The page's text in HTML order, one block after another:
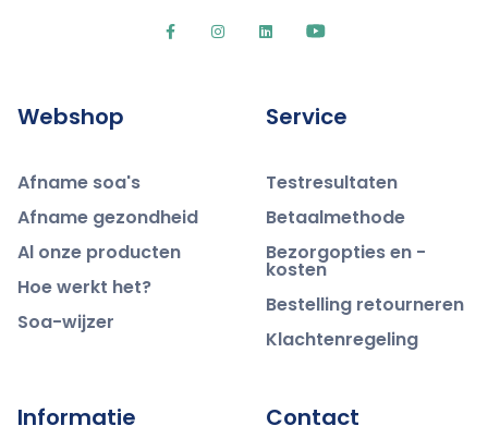
Webshop
Afname soa's
Afname gezondheid
Al onze producten
Hoe werkt het?
Soa-wijzer
Service
Testresultaten
Betaalmethode
Bezorgopties en -
kosten
Bestelling retourneren
Klachtenregeling
Informatie Contact